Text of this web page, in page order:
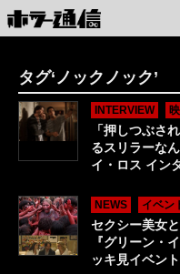
タグ‘ノックノック’
INTERVIEW
「押しつぶさ
るスリラーな
イ・ロス イン
NEWS イベン
セクシー美女
『グリーン・
ッキ見イベン